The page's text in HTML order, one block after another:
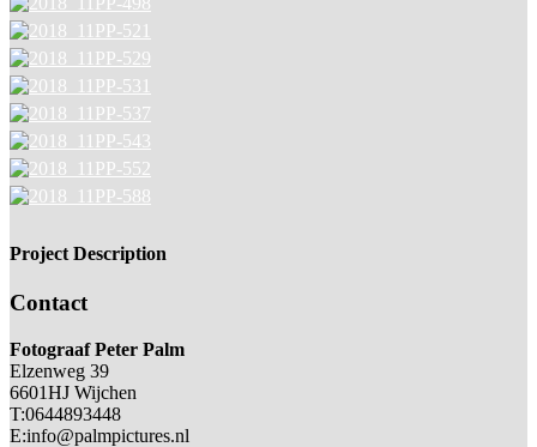
Project Description
Contact
Fotograaf Peter Palm
Elzenweg 39
6601HJ Wijchen
T:0644893448
E:info@palmpictures.nl